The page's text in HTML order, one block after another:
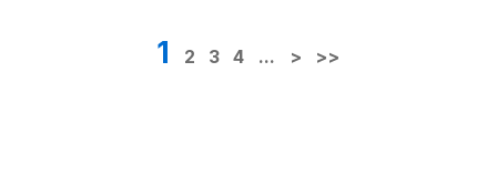
1 2 3 4 ... > >>